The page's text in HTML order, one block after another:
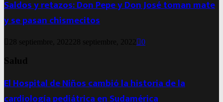
Saldos y retazos: Don Pepe y Don José toman mate
y se pasan chismecitos
28 septiembre, 2022 28 septiembre, 2022 0
Salud
El Hospital de Niños cambió la historia de la
cardiología pediátrica en Sudamérica